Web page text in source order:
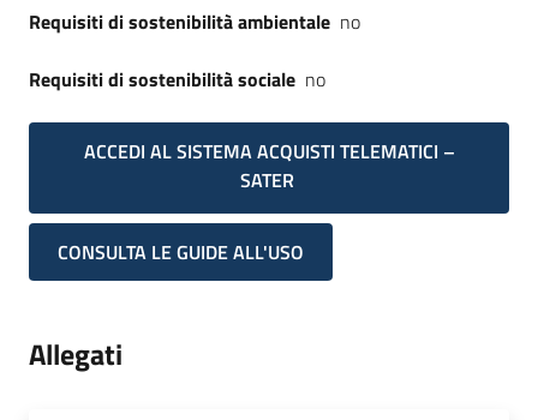
Requisiti di sostenibilità ambientale no
Requisiti di sostenibilità sociale no
ACCEDI AL SISTEMA ACQUISTI TELEMATICI –
SATER
CONSULTA LE GUIDE ALL'USO
Allegati